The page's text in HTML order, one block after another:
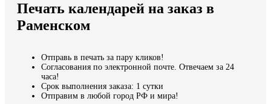
Мы доставляем по всему миру
Продолжить без города
Печать календарей на заказ в
Раменском
Отправь в печать за пару кликов!
Согласования по электронной почте. Отвечаем за 24
часа!
Срок выполнения заказа: 1 сутки
Отправим в любой город РФ и мира!